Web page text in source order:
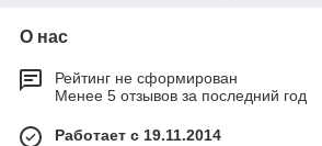
О нас
Рейтинг не сформирован
Менее 5 отзывов за последний год
Работает с 19.11.2014